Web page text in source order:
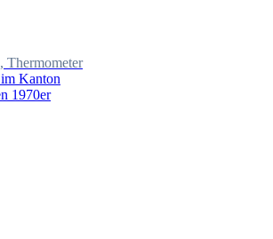
Thermometer
Kanton
1970er